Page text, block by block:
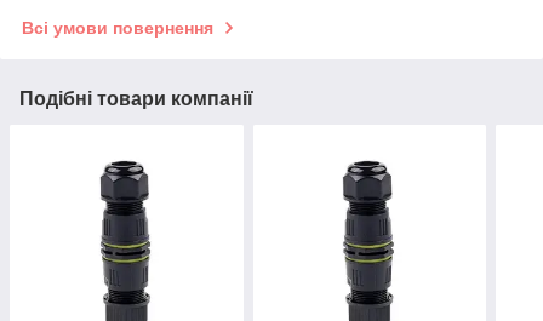
Всі умови повернення
Подібні товари компанії